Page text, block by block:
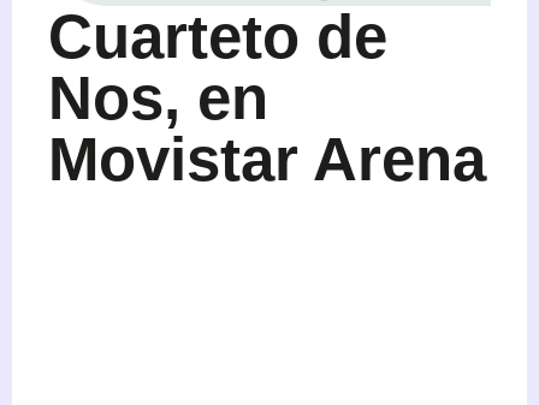
Cuarteto de
Nos, en
Movistar Arena